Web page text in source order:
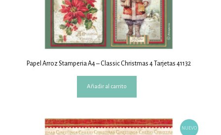
Papel Arroz Stamperia A4 – Classic Christmas 4 Tarjetas 41132
Añadir al carrito
NUEVO